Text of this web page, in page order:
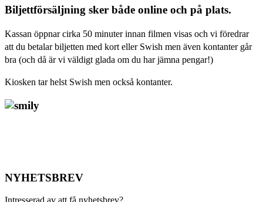
Biljettförsäljning sker både online och på plats.
Kassan öppnar cirka 50 minuter innan filmen visas och vi föredrar
att du betalar biljetten med kort eller Swish men även kontanter går
bra (och då är vi väldigt glada om du har jämna pengar!)
Kiosken tar helst Swish men också kontanter.
NYHETSBREV